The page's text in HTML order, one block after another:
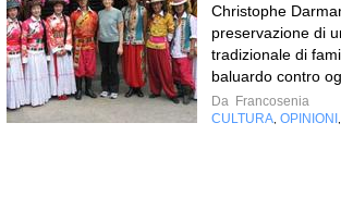
Christophe
preservazione di
tradizionale di
baluardo contro
Da Francosenia
CULTURA OPINIONI